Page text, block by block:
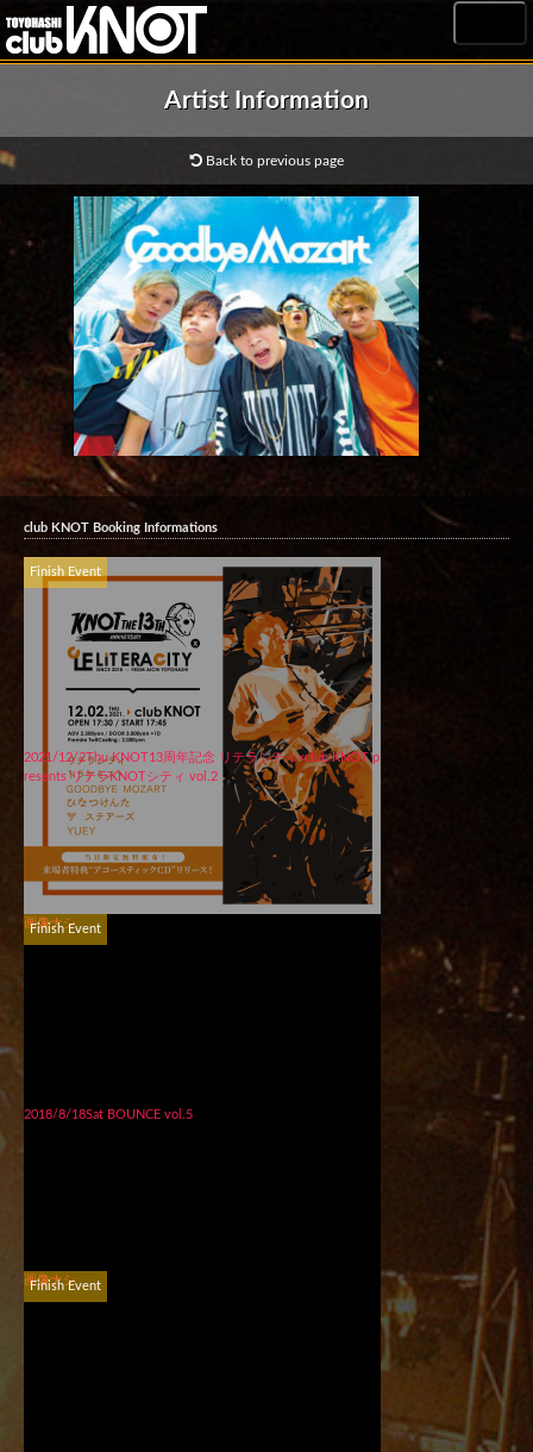
Artist Information
Back to previous page
club KNOT Booking Informations
Finish Event
2021/12/2Thu KNOT13周年記念 リテラシティ×club KNOT p
resents リテラKNOTシティ vol.2
画像ナシ
Finish Event
2018/8/18Sat BOUNCE vol.5
画像ナシ
Finish Event